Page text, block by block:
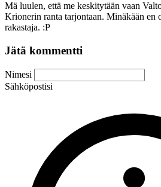
Mä luulen, että me keskitytään vaan
Krionerin ranta tarjontaan. Minäkään en
rakastaja. :P
Jätä kommentti
Nimesi
Sähköpostisi